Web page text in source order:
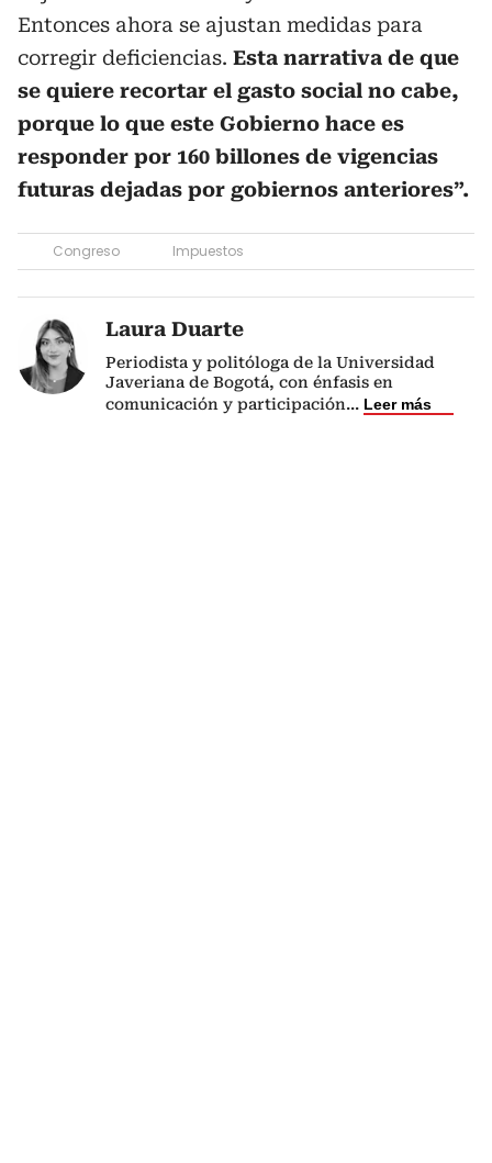
Entonces ahora se ajustan medidas para
corregir deficiencias. Esta narrativa de que
se quiere recortar el gasto social no cabe,
porque lo que este Gobierno hace es
responder por 160 billones de vigencias
futuras dejadas por gobiernos anteriores”.
Congreso Impuestos
Laura Duarte
Periodista y politóloga de la Universidad
Javeriana de Bogotá, con énfasis en
comunicación y participación... Leer más